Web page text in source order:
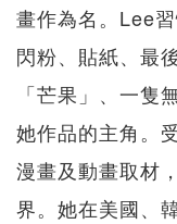
畫作為名。Lee
閃粉、貼紙、最
「芒果」、一隻
她作品的主角。
漫畫及動畫取材
界。她在美國、